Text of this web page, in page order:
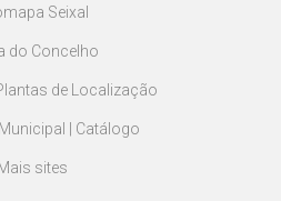
Seixal
do Concelho
de Localização
| Catálogo
Mais sites